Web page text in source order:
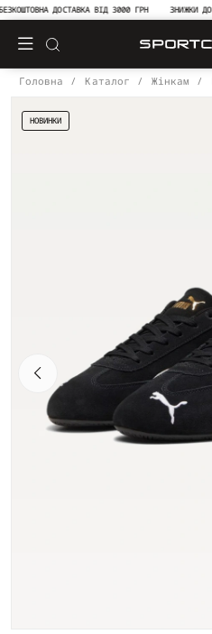
ДОСТАВКА ВІД 3000 ГРН ЗНИЖКИ ДО
Головна Каталог Жінкам
НОВИНКИ